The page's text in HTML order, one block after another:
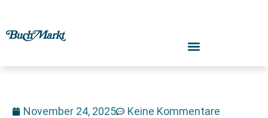
November 24, 2025 Keine Kommentare